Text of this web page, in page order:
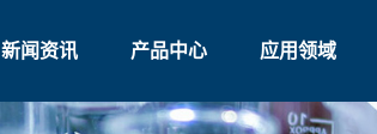
新闻资讯 产品中心 应用领域